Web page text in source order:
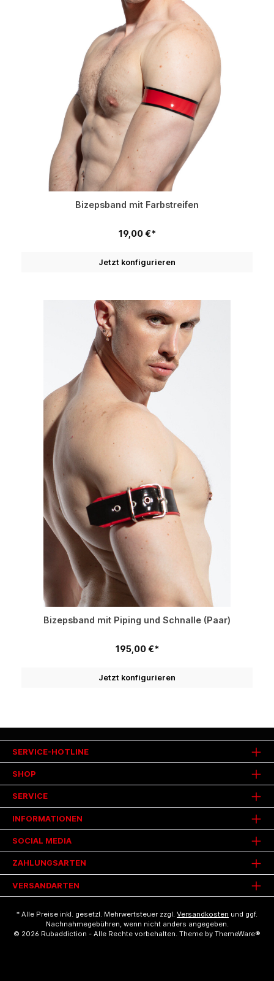
Bizepsband mit Farbstreifen
19,00 €*
Jetzt konfigurieren
Bizepsband mit Piping und Schnalle (Paar)
195,00 €*
Jetzt konfigurieren
SHOP
SERVICE
INFORMATIONEN
SERVICE-HOTLINE
SOCIAL MEDIA
ZAHLUNGSARTEN
VERSANDARTEN
* Alle Preise inkl. gesetzl. Mehrwertsteuer zzgl. Versandkosten und ggf.
Nachnahmegebühren, wenn nicht anders angegeben.
© 2026 Rubaddiction - Alle Rechte vorbehalten. Theme by ThemeWare®